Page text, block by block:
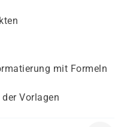
mit Formeln
Vorlagen